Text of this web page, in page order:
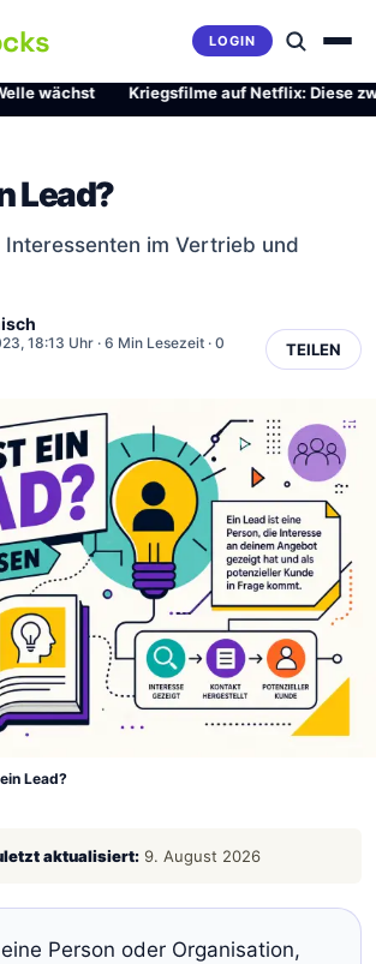
LOGIN
· Kriegsfilme auf Netflix: Diese zwei
Lead?
Interessenten im Vertrieb und
18:13 Uhr · 6 Min Lesezeit · 0
TEILEN
Lead?
aktualisiert: 9. August 2026
Person oder Organisation,